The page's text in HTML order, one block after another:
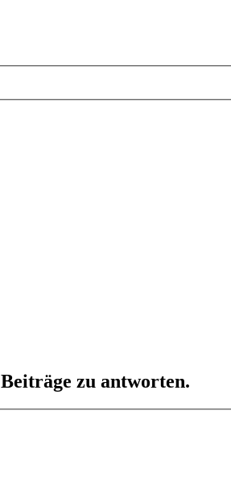
zu antworten.